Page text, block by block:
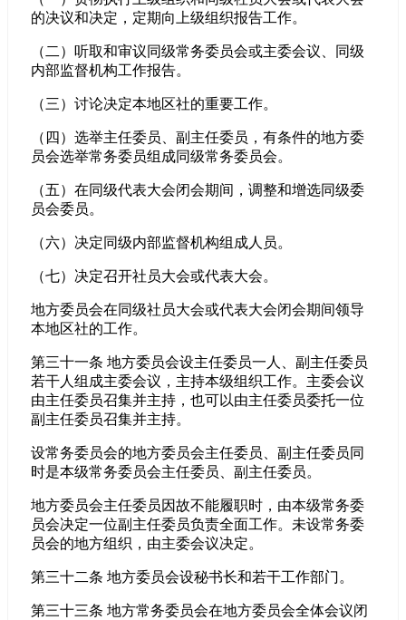
的决议和决定，定期向上级组织报告工作。
（二）听取和审议同级常务委员会或主委会议、同级
内部监督机构工作报告。
（三）讨论决定本地区社的重要工作。
（四）选举主任委员、副主任委员，有条件的地方委
员会选举常务委员组成同级常务委员会。
（五）在同级代表大会闭会期间，调整和增选同级委
员会委员。
（六）决定同级内部监督机构组成人员。
（七）决定召开社员大会或代表大会。
地方委员会在同级社员大会或代表大会闭会期间领导
本地区社的工作。
第三十一条 地方委员会设主任委员一人、副主任委员
若干人组成主委会议，主持本级组织工作。主委会议
由主任委员召集并主持，也可以由主任委员委托一位
副主任委员召集并主持。
设常务委员会的地方委员会主任委员、副主任委员同
时是本级常务委员会主任委员、副主任委员。
地方委员会主任委员因故不能履职时，由本级常务委
员会决定一位副主任委员负责全面工作。未设常务委
员会的地方组织，由主委会议决定。
第三十二条 地方委员会设秘书长和若干工作部门。
第三十三条 地方常务委员会在地方委员会全体会议闭